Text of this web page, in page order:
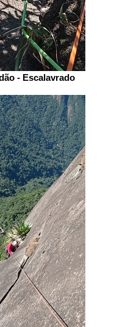
- Escalavrado